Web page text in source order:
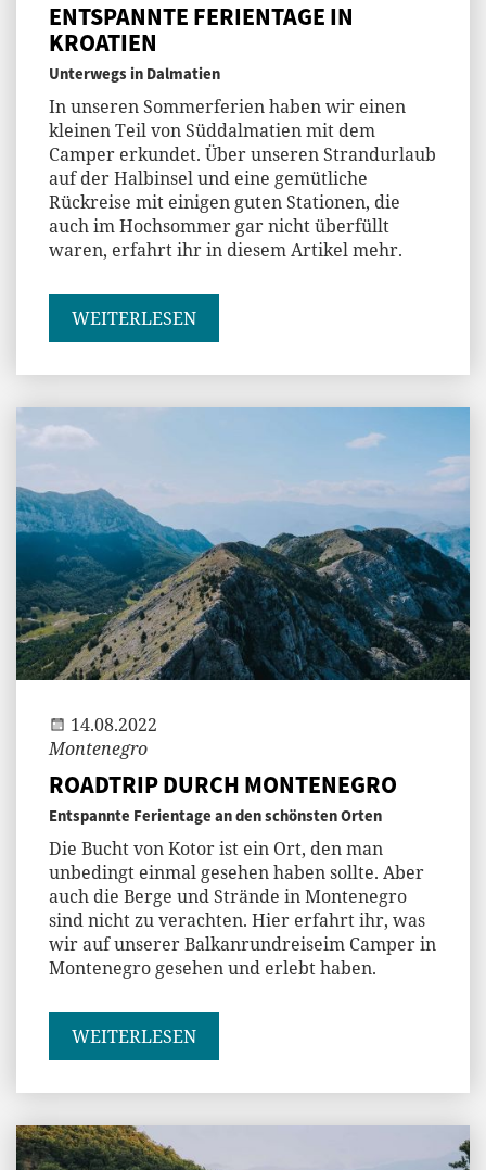
ENTSPANNTE FERIENTAGE IN
KROATIEN
Unterwegs in Dalmatien
In unseren Sommerferien haben wir einen
kleinen Teil von Süddalmatien mit dem
Camper erkundet. Über unseren Strandurlaub
auf der Halbinsel und eine gemütliche
Rückreise mit einigen guten Stationen, die
auch im Hochsommer gar nicht überfüllt
waren, erfahrt ihr in diesem Artikel mehr.
WEITERLESEN
Jenny
14.08.2022
Montenegro
ROADTRIP DURCH MONTENEGRO
Entspannte Ferientage an den schönsten Orten
Die Bucht von Kotor ist ein Ort, den man
unbedingt einmal gesehen haben sollte. Aber
auch die Berge und Strände in Montenegro
sind nicht zu verachten. Hier erfahrt ihr, was
wir auf unserer Balkanrundreiseim Camper in
Montenegro gesehen und erlebt haben.
WEITERLESEN